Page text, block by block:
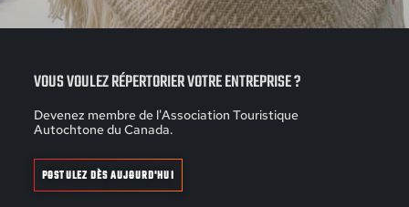
VOUS VOULEZ RÉPERTORIER VOTRE ENTREPRISE ?
Devenez membre de l'Association Touristique
Autochtone du Canada.
POSTULEZ DÈS AUJOURD'HUI